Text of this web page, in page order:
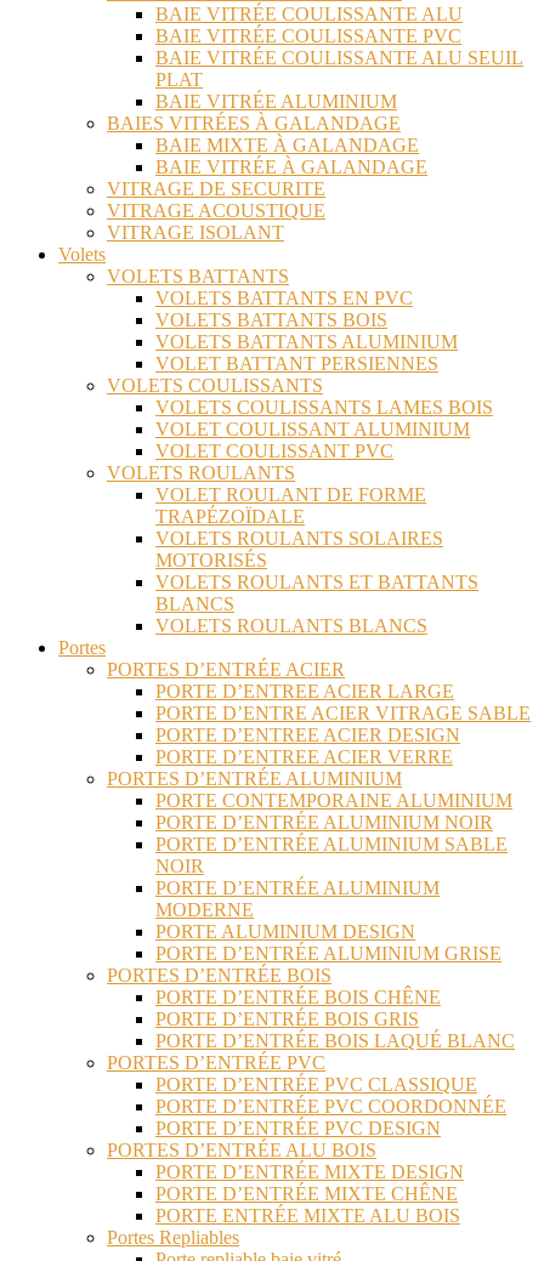
BAIE VITRÉE COULISSANTE ALU
BAIE VITRÉE COULISSANTE PVC
BAIE VITRÉE COULISSANTE ALU SEUIL
PLAT
BAIE VITRÉE ALUMINIUM
BAIES VITRÉES À GALANDAGE
BAIE MIXTE À GALANDAGE
BAIE VITRÉE À GALANDAGE
VITRAGE DE SECURITE
VITRAGE ACOUSTIQUE
VITRAGE ISOLANT
Volets
VOLETS BATTANTS
VOLETS BATTANTS EN PVC
VOLETS BATTANTS BOIS
VOLETS BATTANTS ALUMINIUM
VOLET BATTANT PERSIENNES
VOLETS COULISSANTS
VOLETS COULISSANTS LAMES BOIS
VOLET COULISSANT ALUMINIUM
VOLET COULISSANT PVC
VOLETS ROULANTS
VOLET ROULANT DE FORME
TRAPÉZOÏDALE
VOLETS ROULANTS SOLAIRES
MOTORISÉS
VOLETS ROULANTS ET BATTANTS
BLANCS
VOLETS ROULANTS BLANCS
Portes
PORTES D’ENTRÉE ACIER
PORTE D’ENTREE ACIER LARGE
PORTE D’ENTRE ACIER VITRAGE SABLE
PORTE D’ENTREE ACIER DESIGN
PORTE D’ENTREE ACIER VERRE
PORTES D’ENTRÉE ALUMINIUM
PORTE CONTEMPORAINE ALUMINIUM
PORTE D’ENTRÉE ALUMINIUM NOIR
PORTE D’ENTRÉE ALUMINIUM SABLE
NOIR
PORTE D’ENTRÉE ALUMINIUM
MODERNE
PORTE ALUMINIUM DESIGN
PORTE D’ENTRÉE ALUMINIUM GRISE
PORTES D’ENTRÉE BOIS
PORTE D’ENTRÉE BOIS CHÊNE
PORTE D’ENTRÉE BOIS GRIS
PORTE D’ENTRÉE BOIS LAQUÉ BLANC
PORTES D’ENTRÉE PVC
PORTE D’ENTRÉE PVC CLASSIQUE
PORTE D’ENTRÉE PVC COORDONNÉE
PORTE D’ENTRÉE PVC DESIGN
PORTES D’ENTRÉE ALU BOIS
PORTE D’ENTRÉE MIXTE DESIGN
PORTE D’ENTRÉE MIXTE CHÊNE
PORTE ENTRÉE MIXTE ALU BOIS
Portes Repliables